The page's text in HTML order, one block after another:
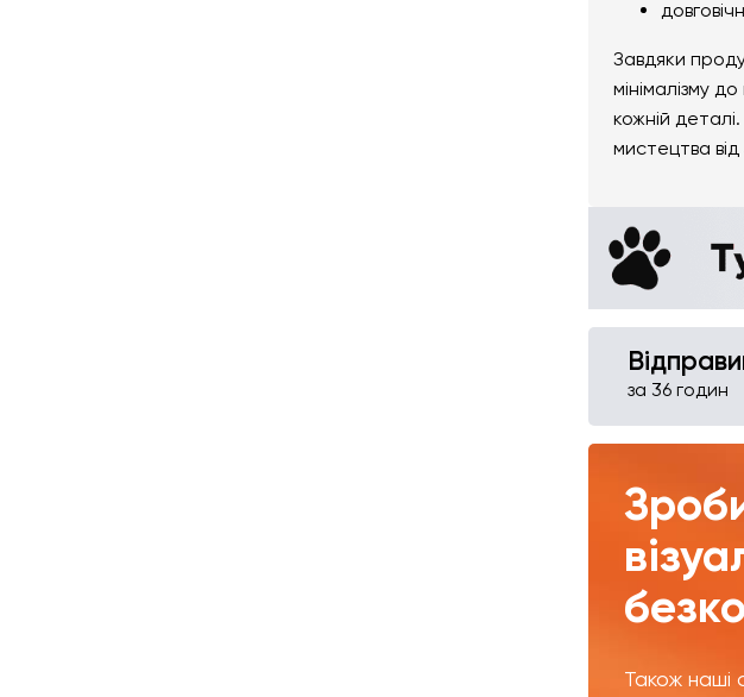
Завдяки
мінімалізму
кожній
мистецтва
за 36 годин
Також наші